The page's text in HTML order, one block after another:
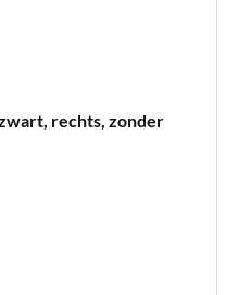
rechts, zonder